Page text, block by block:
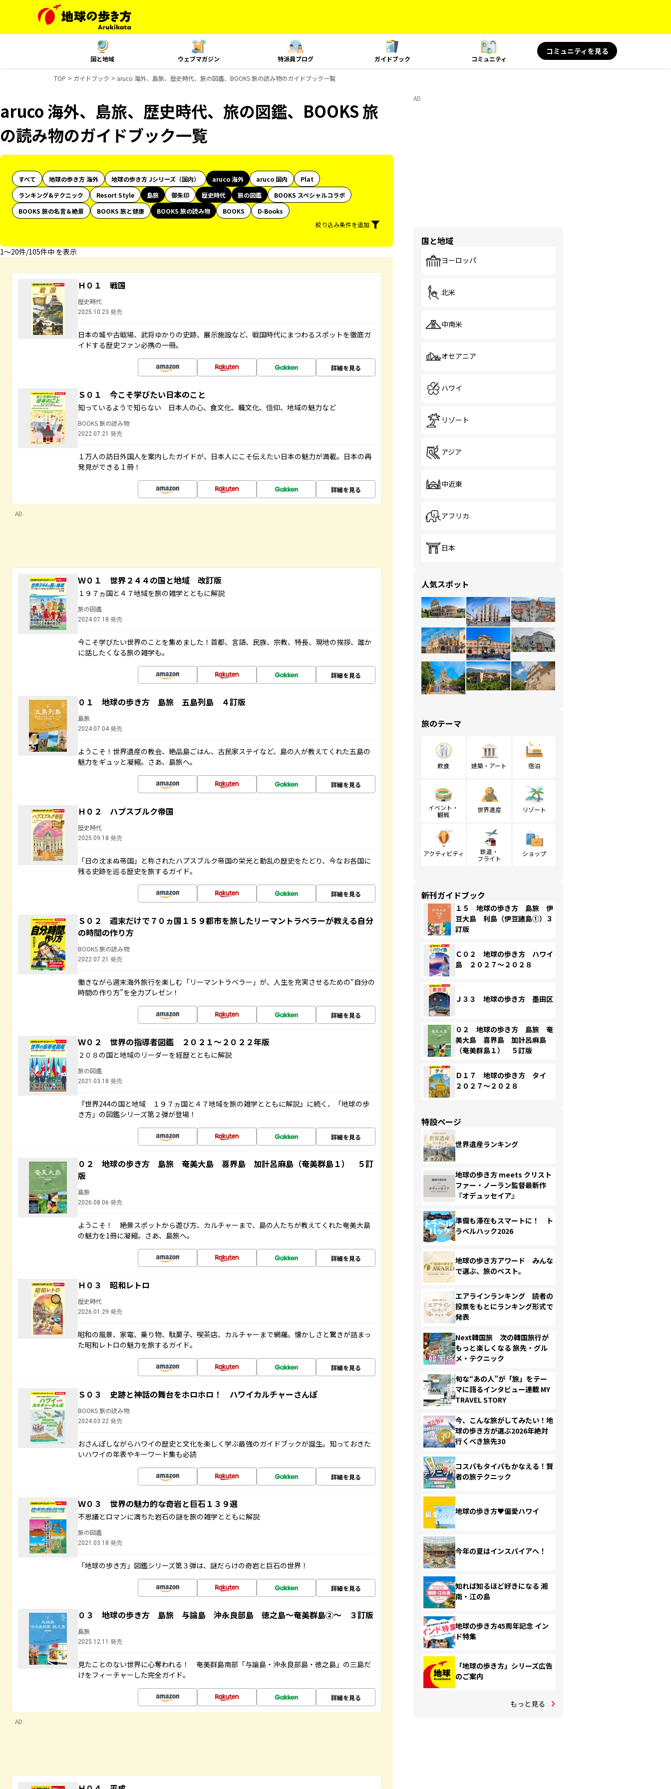
国と地域 ウェブマガジン 特派員ブログ ガイドブック コミュニティ
コミュニティを見る
TOP ガイドブック aruco 海外、島旅、歴史時代、旅の図鑑、BOOKS 旅の読み物のガイドブック一覧
aruco 海外、島旅、歴史時代、旅の図鑑、BOOKS 旅
の読み物のガイドブック一覧
すべて 地球の歩き方 海外 地球の歩き方 Jシリーズ（国内） aruco 海外 aruco 国内
Plat
ランキング&テクニック
Resort Style 島旅 御朱印 歴史時代 旅の図鑑
BOOKS スペシャルコラボ
BOOKS 旅の名言＆絶景
BOOKS 旅と健康 BOOKS 旅の読み物 BOOKS
D-Books
絞り込み条件を追加
1〜20件/105件中 を表示
Ｈ０１ 戦国
歴史時代
2025.10.23 発売
日本の城や古戦場、武将ゆかりの史跡、展示施設など、戦国時代にまつわるスポットを徹底ガ
イドする歴史ファン必携の一冊。
詳細を見る
Ｓ０１ 今こそ学びたい日本のこと
知っているようで知らない 日本人の心、食文化、職文化、信仰、地域の魅力など
BOOKS 旅の読み物
2022.07.21 発売
１万人の訪日外国人を案内したガイドが、日本人にこそ伝えたい日本の魅力が満載。日本の再
発見ができる１冊！
詳細を見る
AD
Ｗ０１ 世界２４４の国と地域 改訂版
１９７ヵ国と４７地域を旅の雑学とともに解説
旅の図鑑
2024.07.18 発売
今こそ学びたい世界のことを集めました！首都、言語、民族、宗教、特長、現地の挨拶、誰か
に話したくなる旅の雑学も。
詳細を見る
０１ 地球の歩き方 島旅 五島列島 ４訂版
島旅
2024.07.04 発売
ようこそ！世界遺産の教会、絶品島ごはん、古民家ステイなど、島の人が教えてくれた五島の
魅力をギュッと凝縮。さあ、島旅へ。
詳細を見る
Ｈ０２ ハプスブルク帝国
歴史時代
2025.09.18 発売
「日の沈まぬ帝国」と称されたハプスブルク帝国の栄光と動乱の歴史をたどり、今なお各国に
残る史跡を巡る歴史を旅するガイド。
詳細を見る
Ｓ０２ 週末だけで７０ヵ国１５９都市を旅したリーマントラベラーが教える自分
の時間の作り方
BOOKS 旅の読み物
2022.07.21 発売
働きながら週末海外旅行を楽しむ「リーマントラベラー」が、人生を充実させるための“自分の
時間の作り方”を全力プレゼン！
詳細を見る
Ｗ０２ 世界の指導者図鑑 ２０２１～２０２２年版
２０８の国と地域のリーダーを経歴とともに解説
旅の図鑑
2021.03.18 発売
『世界244の国と地域 １９７ヵ国と４７地域を旅の雑学とともに解説』に続く、「地球の歩
き方」の図鑑シリーズ第２弾が登場！
詳細を見る
０２ 地球の歩き方 島旅 奄美大島 喜界島 加計呂麻島（奄美群島１） ５訂
版
島旅
2026.08.06 発売
ようこそ！ 絶景スポットから遊び方、カルチャーまで、島の人たちが教えてくれた奄美大島
の魅力を1冊に凝縮。さあ、島旅へ。
詳細を見る
Ｈ０３ 昭和レトロ
歴史時代
2026.01.29 発売
昭和の風景、家電、乗り物、駄菓子、喫茶店、カルチャーまで網羅。懐かしさと驚きが詰まっ
た昭和レトロの魅力を旅するガイド。
詳細を見る
Ｓ０３ 史跡と神話の舞台をホロホロ！ ハワイカルチャーさんぽ
BOOKS 旅の読み物
2024.03.22 発売
おさんぽしながらハワイの歴史と文化を楽しく学ぶ最強のガイドブックが誕生。知っておきた
いハワイの年表やキーワード集も必読
詳細を見る
Ｗ０３ 世界の魅力的な奇岩と巨石１３９選
不思議とロマンに満ちた岩石の謎を旅の雑学とともに解説
旅の図鑑
2021.03.18 発売
「地球の歩き方」図鑑シリーズ第３弾は、謎だらけの奇岩と巨石の世界！
詳細を見る
０３ 地球の歩き方 島旅 与論島 沖永良部島 徳之島～奄美群島②～ ３訂版
島旅
2025.12.11 発売
見たことのない世界に心奪われる！ 奄美群島南部「与論島・沖永良部島・徳之島」の三島だ
けをフィーチャーした完全ガイド。
詳細を見る
AD
AD
国と地域
ヨーロッパ
北米
中南米
オセアニア
ハワイ
リゾート
アジア
中近東
アフリカ
日本
人気スポット
旅のテーマ
飲食 建築・アート 宿泊
イベント・
観戦
世界遺産 リゾート
アクティビティ
鉄道・
フライト
ショップ
新刊ガイドブック
１５ 地球の歩き方 島旅 伊
豆大島 利島（伊豆諸島①）３
訂版
Ｃ０２ 地球の歩き方 ハワイ
島 ２０２７～２０２８
Ｊ３３ 地球の歩き方 墨田区
０２ 地球の歩き方 島旅 奄
美大島 喜界島 加計呂麻島
（奄美群島１） ５訂版
Ｄ１７ 地球の歩き方 タイ
２０２７～２０２８
特設ページ
世界遺産ランキング
地球の歩き方 meets クリスト
ファー・ノーラン監督最新作
『オデュッセイア』
準備も滞在もスマートに！ ト
ラベルハック2026
地球の歩き方アワード みんな
で選ぶ、旅のベスト。
エアラインランキング 読者の
投票をもとにランキング形式で
発表
Next韓国旅 次の韓国旅行が
もっと楽しくなる 旅先・グル
メ・テクニック
旬な“あの人”が「旅」をテー
マに語るインタビュー連載 MY
TRAVEL STORY
今、こんな旅がしてみたい！地
球の歩き方が選ぶ2026年絶対
行くべき旅先30
コスパもタイパもかなえる！賢
者の旅テクニック
地球の歩き方♥偏愛ハワイ
今年の夏はインスパイアへ！
知れば知るほど好きになる 湘
南・江の島
地球の歩き方45周年記念 イン
ド特集
「地球の歩き方」シリーズ広告
のご案内
もっと見る